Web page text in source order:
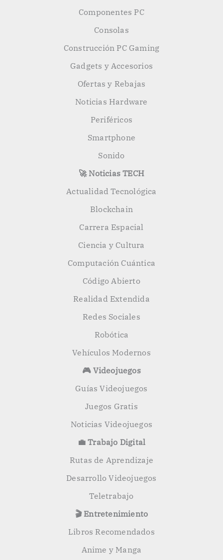
Componentes PC
Consolas
Construcción PC Gaming
Gadgets y Accesorios
Ofertas y Rebajas
Noticias Hardware
Periféricos
Smartphone
Sonido
🚀 Noticias TECH
Actualidad Tecnológica
Blockchain
Carrera Espacial
Ciencia y Cultura
Computación Cuántica
Código Abierto
Realidad Extendida
Redes Sociales
Robótica
Vehículos Modernos
🎮 Videojuegos
Guías Videojuegos
Juegos Gratis
Noticias Videojuegos
💼 Trabajo Digital
Rutas de Aprendizaje
Desarrollo Videojuegos
Teletrabajo
🎬 Entretenimiento
Libros Recomendados
Anime y Manga